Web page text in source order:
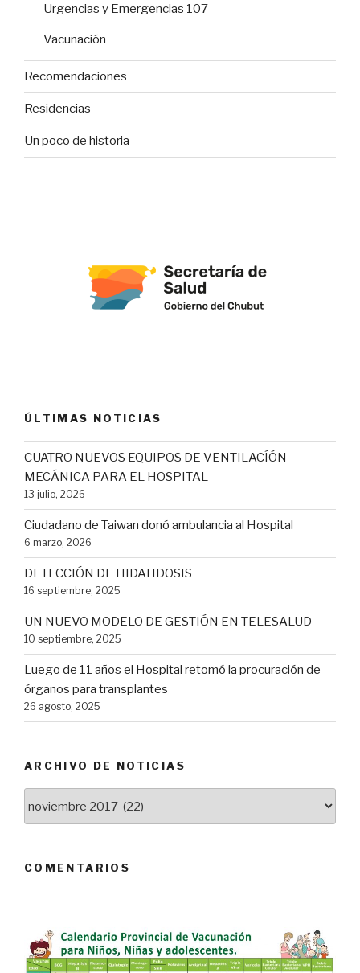
Urgencias y Emergencias 107
Vacunación
Recomendaciones
Residencias
Un poco de historia
ÚLTIMAS NOTICIAS
CUATRO NUEVOS EQUIPOS DE VENTILACÍÓN
MECÁNICA PARA EL HOSPITAL
13 julio, 2026
Ciudadano de Taiwan donó ambulancia al Hospital
6 marzo, 2026
DETECCIÓN DE HIDATIDOSIS
16 septiembre, 2025
UN NUEVO MODELO DE GESTIÓN EN TELESALUD
10 septiembre, 2025
Luego de 11 años el Hospital retomó la procuración de
órganos para transplantes
26 agosto, 2025
ARCHIVO DE NOTICIAS
COMENTARIOS